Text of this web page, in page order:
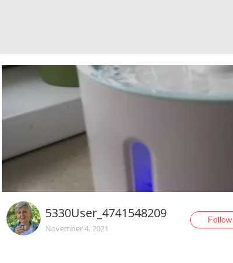
5330User_4741548209
November 4, 2021
Follow